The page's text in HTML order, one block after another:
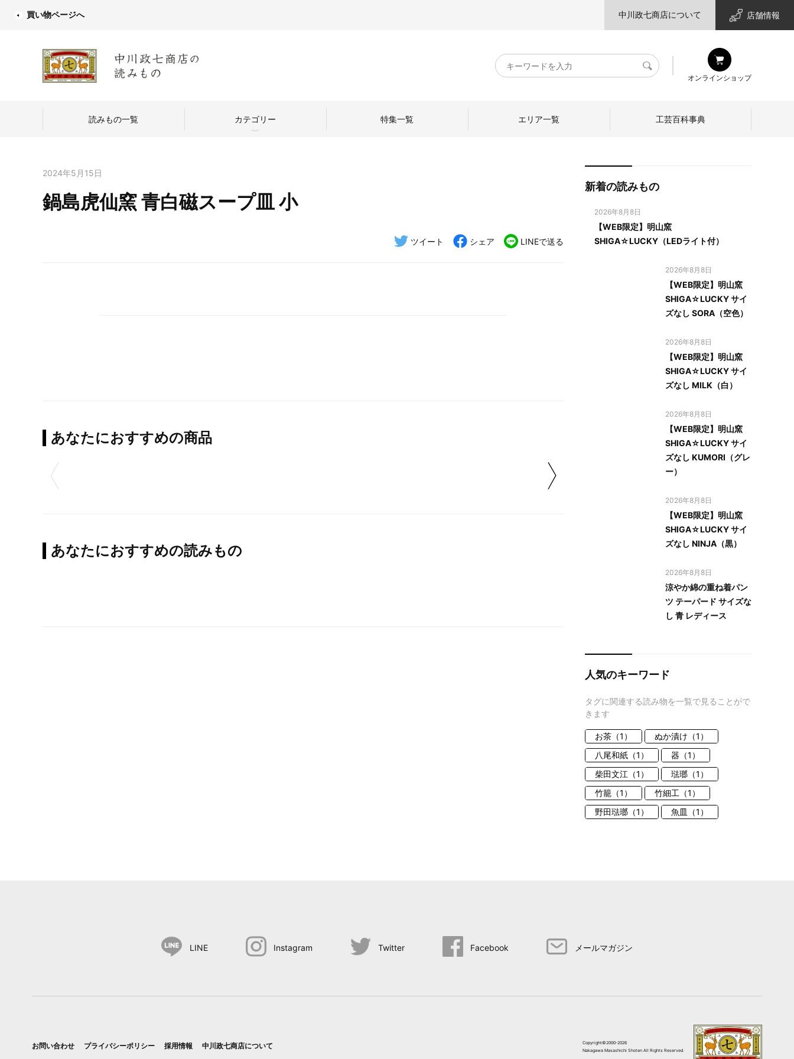
買い物ページへ 中川政七商店について 店舗情報
キ
ー
検
オンラインショップ
読みもの一覧 カテゴリー
中川政七商店のものづくり
特集一覧 エリア一覧 工芸百科事典
2024年5月15日
鍋島虎仙窯 青白磁スープ皿 小
ツイート シェア LINEで送る
あなたにおすすめの商品
あなたにおすすめの読みもの
新着の読みもの
2026年8月8日
【WEB限定】明山窯
SHIGA☆LUCKY（LEDライト付）
2026年8月8日
【WEB限定】明山窯
SHIGA☆LUCKY サイ
ズなし SORA（空色）
2026年8月8日
【WEB限定】明山窯
SHIGA☆LUCKY サイ
ズなし MILK（白）
2026年8月8日
【WEB限定】明山窯
SHIGA☆LUCKY サイ
ズなし KUMORI（グレ
ー）
2026年8月8日
【WEB限定】明山窯
SHIGA☆LUCKY サイ
ズなし NINJA（黒）
2026年8月8日
涼やか綿の重ね着パン
ツ テーパード サイズな
し 青 レディース
人気のキーワード
タグに関連する読み物を一覧で見ることがで
きます
お茶（1）
ぬか漬け（1）
八尾和紙（1）
器（1）
柴田文江（1）
琺瑯（1）
竹籠（1）
竹細工（1）
野田琺瑯（1）
魚皿（1）
LINE Instagram Twitter Facebook メールマガジン
お問い合わせ プライバシーポリシー 採用情報 中川政七商店について
Copyright©2000-2026
Nakagawa Masashichi Shoten All Rights Reserved.